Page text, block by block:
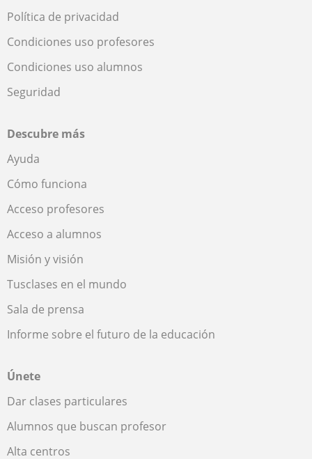
Política de privacidad
Condiciones uso profesores
Condiciones uso alumnos
Seguridad
Descubre más
Ayuda
Cómo funciona
Acceso profesores
Acceso a alumnos
Misión y visión
Tusclases en el mundo
Sala de prensa
Informe sobre el futuro de la educación
Únete
Dar clases particulares
Alumnos que buscan profesor
Alta centros